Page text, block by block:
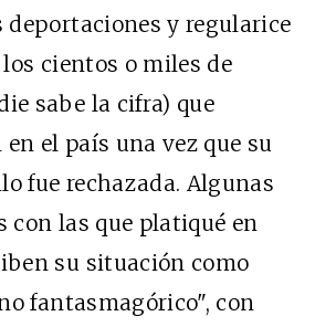
deportaciones y regularice
cientos o miles de
sabe la cifra) que
el país una vez que su
fue rechazada. Algunas
con las que platiqué en
su situación como
fantasmagórico", con